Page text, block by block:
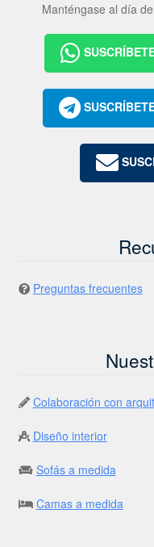
Manténgase al día
Preguntas frecuentes
Colaboración con
Diseño interior
Sofás a medida
Camas a medida